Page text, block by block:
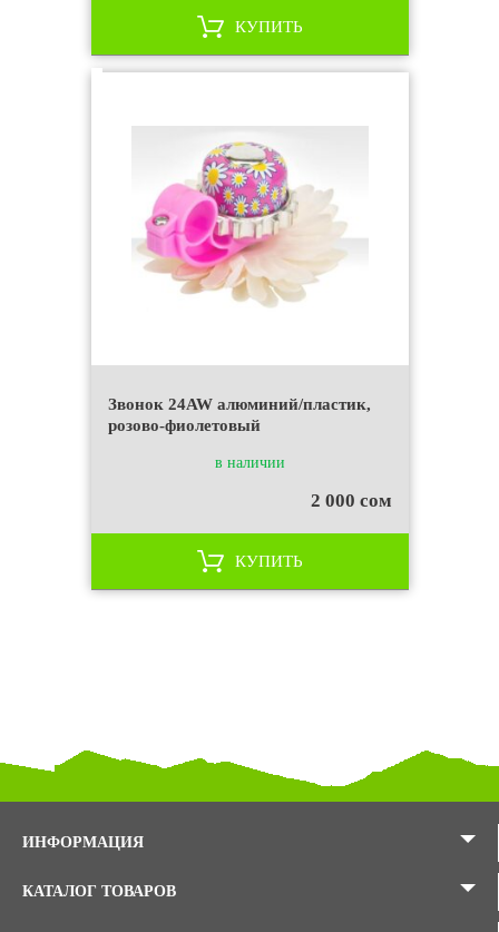
КУПИТЬ
Звонок 24AW алюминий/пластик,
розово-фиолетовый
в наличии
2 000 сом
КУПИТЬ
ИНФОРМАЦИЯ
КАТАЛОГ ТОВАРОВ